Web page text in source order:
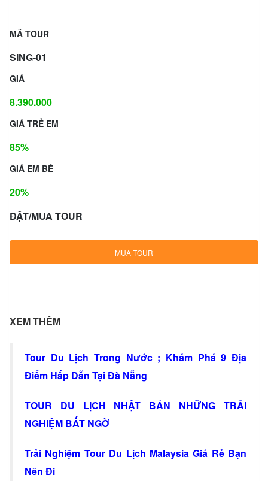
MÃ TOUR
SING-01
GIÁ
8.390.000
GIÁ TRẺ EM
85%
GIÁ EM BÉ
20%
ĐẶT/MUA TOUR
MUA TOUR
XEM THÊM
Tour Du Lịch Trong Nước ; Khám Phá 9 Địa
Điểm Hấp Dẫn Tại Đà Nẵng
TOUR DU LỊCH NHẬT BẢN NHỮNG TRẢI
NGHIỆM BẤT NGỜ
Trải Nghiệm Tour Du Lịch Malaysia Giá Rẻ Bạn
Nên Đi